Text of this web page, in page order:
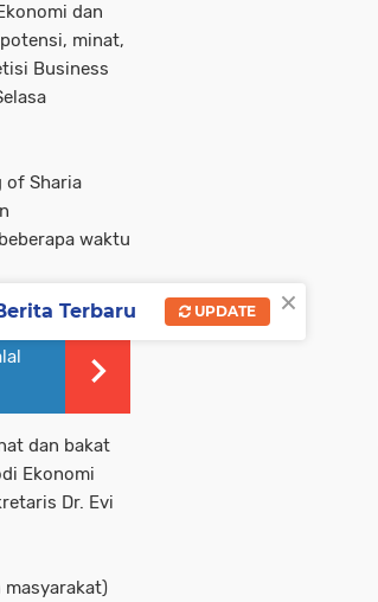
dan
minat,
Business
of Sharia
waktu
dan bakat
Ekonomi
Dr. Evi
masyarakat)
×
Terbaru UPDATE